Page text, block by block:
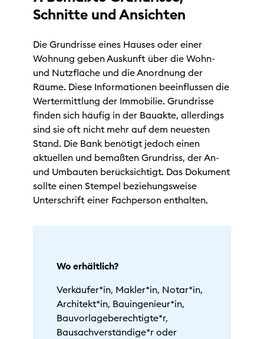
Schnitte und Ansichten
Die Grundrisse eines Hauses oder einer
Wohnung geben Auskunft über die Wohn-
und Nutzfläche und die Anordnung der
Räume. Diese Informationen beeinflussen die
Wertermittlung der Immobilie. Grundrisse
finden sich häufig in der Bauakte, allerdings
sind sie oft nicht mehr auf dem neuesten
Stand. Die Bank benötigt jedoch einen
aktuellen und bemaßten Grundriss, der An-
und Umbauten berücksichtigt. Das Dokument
sollte einen Stempel beziehungsweise
Unterschrift einer Fachperson enthalten.
Wo erhältlich?
Verkäufer*in, Makler*in, Notar*in,
Architekt*in, Bauingenieur*in,
Bauvorlageberechtigte*r,
Bausachverständige*r oder